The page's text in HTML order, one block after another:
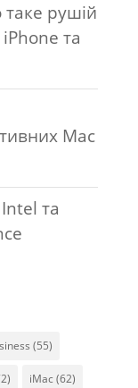
рушій
та
Mac
та
(55)
iMac (62)